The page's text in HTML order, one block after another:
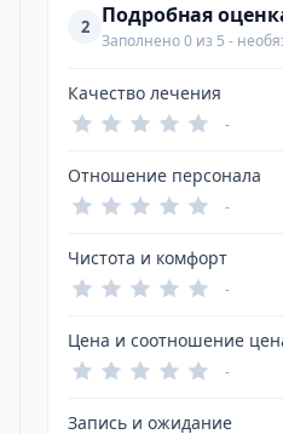
2 Подробная
Заполнено 0 из 5 -
Качество лечения
-
Отношение персонала
-
Чистота и комфорт
-
Цена и соотношение
-
Запись и ожидание